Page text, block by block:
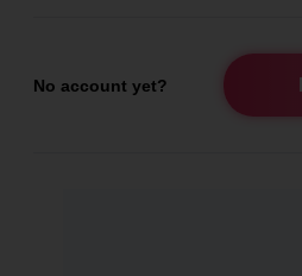
No account yet?